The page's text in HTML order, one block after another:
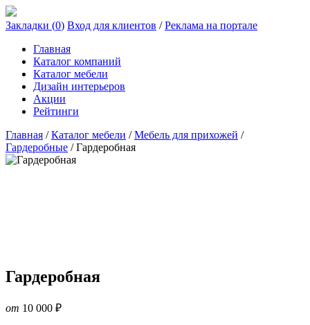
Закладки (0) Вход для клиентов /Реклама на портале
Главная
Каталог компаний
Каталог мебели
Дизайн интерьеров
Акции
Рейтинги
Главная /Каталог мебели /Мебель для прихожей /
Гардеробные /Гардеробная
Гардеробная
от 10 000 ₽